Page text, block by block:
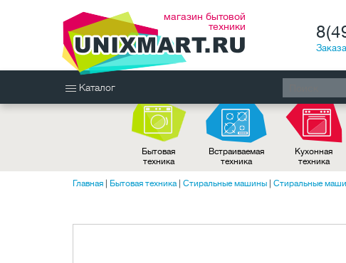
магазин бытовой
техники
Каталог
Бытовая
техника
Встраиваемая
техника
Кухонная
техника
Главная Бытовая техника| Стиральные машины Стиральные